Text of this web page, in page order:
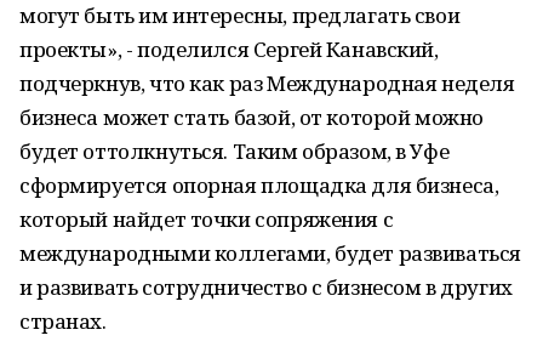
могут быть им интересны, предлагать свои
проекты», - поделился Сергей Канавский,
подчеркнув, что как раз Международная неделя
бизнеса может стать базой, от которой можно
будет оттолкнуться. Таким образом, в Уфе
сформируется опорная площадка для бизнеса,
который найдет точки сопряжения с
международными коллегами, будет развиваться
и развивать сотрудничество с бизнесом в других
странах.